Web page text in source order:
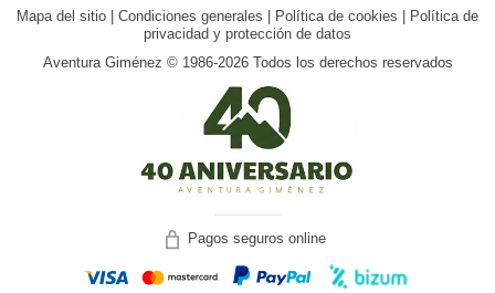
Mapa del sitio Condiciones generales Política de cookies
Política de
privacidad y protección de datos
Aventura Giménez © 1986-2026 Todos los derechos reservados
Pagos seguros online